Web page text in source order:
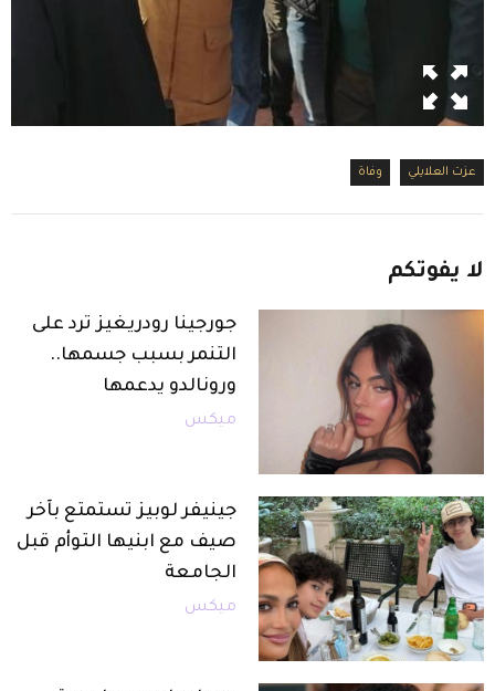
عزت العلايلي وفاة
لا يفوتكم
جورجينا رودريغيز ترد على
التنمر بسبب جسمها..
ورونالدو يدعمها
ميكس
جينيفر لوبيز تستمتع بآخر
صيف مع ابنيها التوأم قبل
الجامعة
ميكس